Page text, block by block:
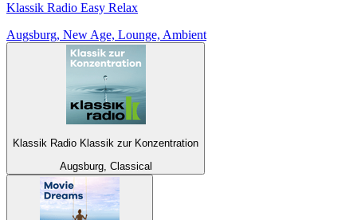
Klassik Radio Easy Relax
Augsburg, New Age, Lounge, Ambient
Klassik Radio Klassik zur Konzentration
Augsburg, Classical